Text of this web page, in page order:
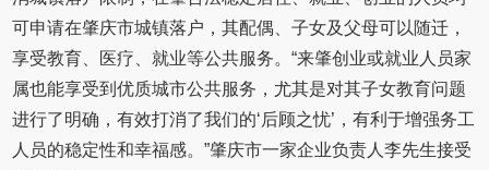
可申请在肇庆市城镇落户，其配偶、子女及父母可以随迁，
享受教育、医疗、就业等公共服务。“来肇创业或就业人员家
属也能享受到优质城市公共服务，尤其是对其子女教育问题
进行了明确，有效打消了我们的‘后顾之忧’，有利于增强务工
人员的稳定性和幸福感。”肇庆市一家企业负责人李先生接受